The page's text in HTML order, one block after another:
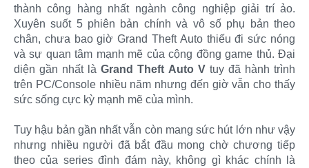
thành công hàng nhất ngành công nghiệp giải trí ảo.
Xuyên suốt 5 phiên bản chính và vô số phụ bản theo
chân, chưa bao giờ Grand Theft Auto thiếu đi sức nóng
và sự quan tâm mạnh mẽ của cộng đồng game thủ. Đại
diện gần nhất làGrand Theft Auto Vtuy đã hành trình
trên PC/Console nhiều năm nhưng đến giờ vẫn cho thấy
sức sống cực kỳ mạnh mẽ của mình.
Tuy hậu bản gần nhất vẫn còn mang sức hút lớn như vậy
nhưng nhiều người đã bắt đầu mong chờ chương tiếp
theo của series đình đám này, không gì khác chính là